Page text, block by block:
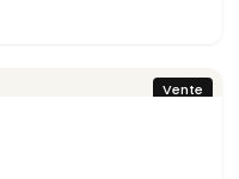
Vente